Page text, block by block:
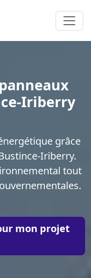
Iriberry
grâce
Iriberry.
tout
mon projet